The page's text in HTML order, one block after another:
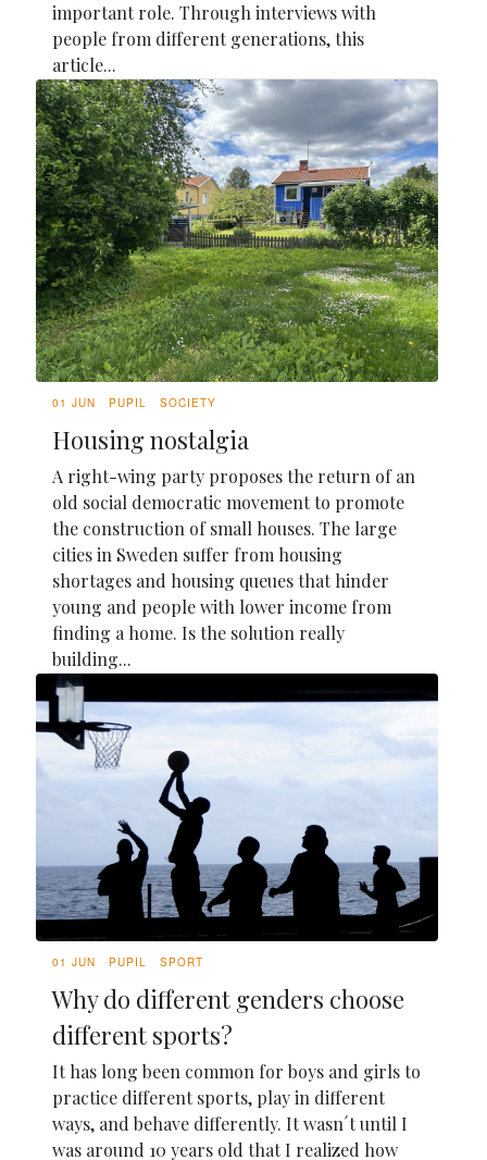
important role. Through interviews with
people from different generations, this
article...
01 JUN PUPIL SOCIETY
Housing nostalgia
A right-wing party proposes the return of an
old social democratic movement to promote
the construction of small houses. The large
cities in Sweden suffer from housing
shortages and housing queues that hinder
young and people with lower income from
finding a home. Is the solution really
building...
01 JUN PUPIL SPORT
Why do different genders choose
different sports?
It has long been common for boys and girls to
practice different sports, play in different
ways, and behave differently. It wasn´t until I
was around 10 years old that I realized how